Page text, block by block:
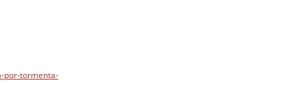
por-tormenta-